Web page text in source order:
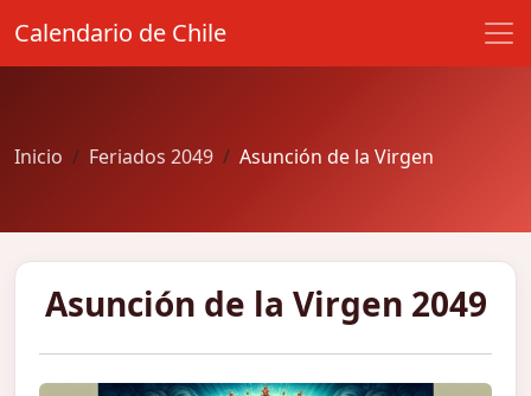
Calendario de Chile
Inicio Feriados 2049 Asunción de la Virgen
Asunción de la Virgen 2049